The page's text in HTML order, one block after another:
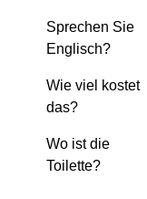
Sprechen Sie
Englisch?
Wie viel kostet
das?
Wo ist die
Toilette?